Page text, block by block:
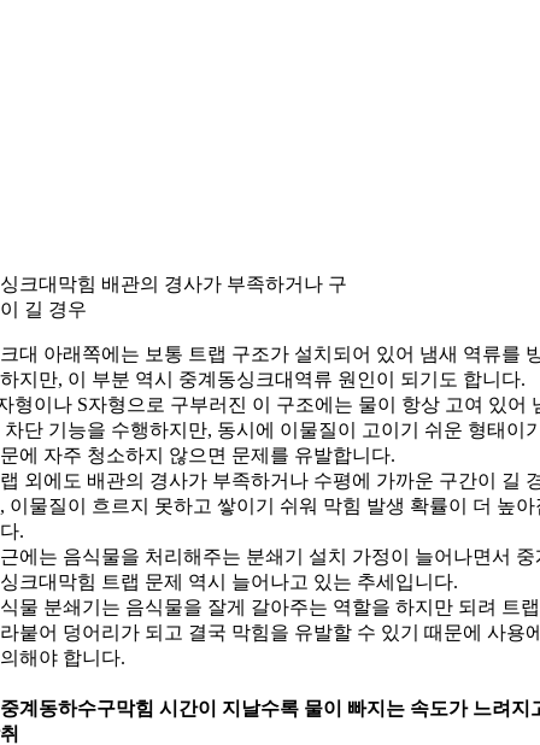
크대막힘 배관의 경사가 부족하거나 구
길 경우
대 아래쪽에는 보통 트랩 구조가 설치되어 있어 냄새 역류를
지만, 이 부분 역시 중계동싱크대역류 원인이 되기도 합니다.
형이나 S자형으로 구부러진 이 구조에는 물이 항상 고여 있어
차단 기능을 수행하지만, 동시에 이물질이 고이기 쉬운 형태이
에 자주 청소하지 않으면 문제를 유발합니다.
외에도 배관의 경사가 부족하거나 수평에 가까운 구간이 길
이물질이 흐르지 못하고 쌓이기 쉬워 막힘 발생 확률이 더 높아
.
에는 음식물을 처리해주는 분쇄기 설치 가정이 늘어나면서 중
크대막힘 트랩 문제 역시 늘어나고 있는 추세입니다.
물 분쇄기는 음식물을 잘게 갈아주는 역할을 하지만 되려 트
붙어 덩어리가 되고 결국 막힘을 유발할 수 있기 때문에 사용
해야 합니다.
계동하수구막힘 시간이 지날수록 물이 빠지는 속도가 느려지